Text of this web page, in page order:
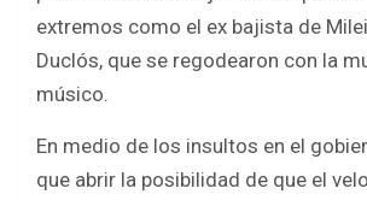
extremos como el ex bajista de
Duclós, que se regodearon con la
músico.
En medio de los insultos en el
que abrir la posibilidad de que el